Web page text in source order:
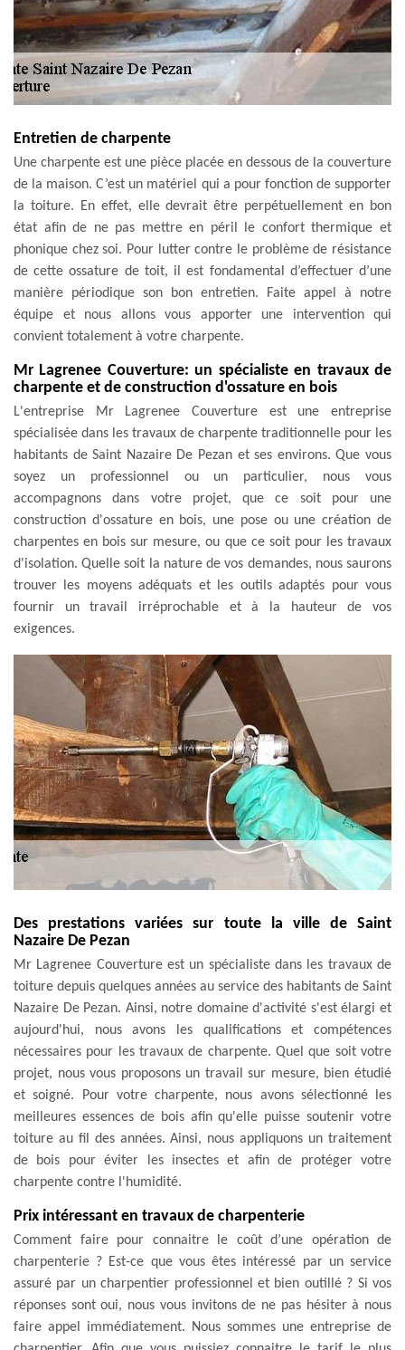
Entretien de charpente
Une charpente est une pièce placée en dessous de la couverture
de la maison. C’est un matériel qui a pour fonction de supporter
la toiture. En effet, elle devrait être perpétuellement en bon
état afin de ne pas mettre en péril le confort thermique et
phonique chez soi. Pour lutter contre le problème de résistance
de cette ossature de toit, il est fondamental d’effectuer d’une
manière périodique son bon entretien. Faite appel à notre
équipe et nous allons vous apporter une intervention qui
convient totalement à votre charpente.
Mr Lagrenee Couverture: un spécialiste en travaux de
charpente et de construction d'ossature en bois
L'entreprise Mr Lagrenee Couverture est une entreprise
spécialisée dans les travaux de charpente traditionnelle pour les
habitants de Saint Nazaire De Pezan et ses environs. Que vous
soyez un professionnel ou un particulier, nous vous
accompagnons dans votre projet, que ce soit pour une
construction d'ossature en bois, une pose ou une création de
charpentes en bois sur mesure, ou que ce soit pour les travaux
d'isolation. Quelle soit la nature de vos demandes, nous saurons
trouver les moyens adéquats et les outils adaptés pour vous
fournir un travail irréprochable et à la hauteur de vos
exigences.
Des prestations variées sur toute la ville de Saint
Nazaire De Pezan
Mr Lagrenee Couverture est un spécialiste dans les travaux de
toiture depuis quelques années au service des habitants de Saint
Nazaire De Pezan. Ainsi, notre domaine d'activité s'est élargi et
aujourd'hui, nous avons les qualifications et compétences
nécessaires pour les travaux de charpente. Quel que soit votre
projet, nous vous proposons un travail sur mesure, bien étudié
et soigné. Pour votre charpente, nous avons sélectionné les
meilleures essences de bois afin qu'elle puisse soutenir votre
toiture au fil des années. Ainsi, nous appliquons un traitement
de bois pour éviter les insectes et afin de protéger votre
charpente contre l'humidité.
Prix intéressant en travaux de charpenterie
Comment faire pour connaitre le coût d’une opération de
charpenterie ? Est-ce que vous êtes intéressé par un service
assuré par un charpentier professionnel et bien outillé ? Si vos
réponses sont oui, nous vous invitons de ne pas hésiter à nous
faire appel immédiatement. Nous sommes une entreprise de